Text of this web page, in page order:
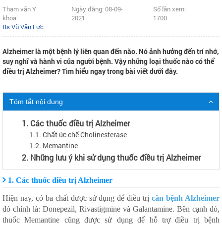
Tham vấn Y
khoa:
Bs Vũ Văn Lực
Ngày đăng: 08-09-
2021
Số lần xem:
1700
Alzheimer là một bệnh lý liên quan đến não. Nó ảnh hưởng đến trí nhớ,
suy nghĩ và hành vi của người bệnh. Vậy những loại thuốc nào có thể
điều trị Alzheimer? Tìm hiểu ngay trong bài viết dưới đây.
Tóm tắt nội dung
1. Các thuốc điều trị Alzheimer
1.1. Chất ức chế Cholinesterase
1.2. Memantine
2. Những lưu ý khi sử dụng thuốc điều trị Alzheimer
1. Các thuốc điều trị Alzheimer
Hiện nay, có ba chất được sử dụng để điều trịcăn bệnh Alzheimer
đó chính là: Donepezil, Rivastigmine và Galantamine. Bên cạnh đó,
thuốc Memantine cũng được sử dụng để hỗ trợ điều trị bệnh